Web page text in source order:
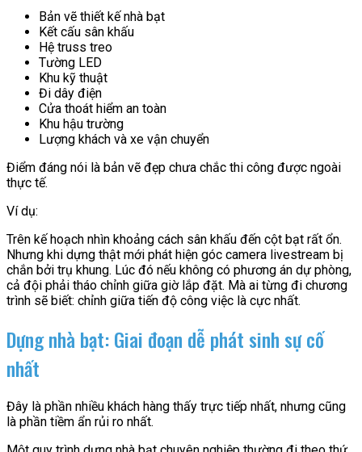
Bản vẽ thiết kế nhà bạt
Kết cấu sân khấu
Hệ truss treo
Tường LED
Khu kỹ thuật
Đi dây điện
Cửa thoát hiểm an toàn
Khu hậu trường
Lượng khách và xe vận chuyển
Điểm đáng nói là bản vẽ đẹp chưa chắc thi công được ngoài
thực tế.
Ví dụ:
Trên kế hoạch nhìn khoảng cách sân khấu đến cột bạt rất ổn.
Nhưng khi dựng thật mới phát hiện góc camera livestream bị
chắn bởi trụ khung. Lúc đó nếu không có phương án dự phòng,
cả đội phải tháo chỉnh giữa giờ lắp đặt. Mà ai từng đi chương
trình sẽ biết: chỉnh giữa tiến độ công việc là cực nhất.
Dựng nhà bạt: Giai đoạn dễ phát sinh sự cố
nhất
Đây là phần nhiều khách hàng thấy trực tiếp nhất, nhưng cũng
là phần tiềm ẩn rủi ro nhất.